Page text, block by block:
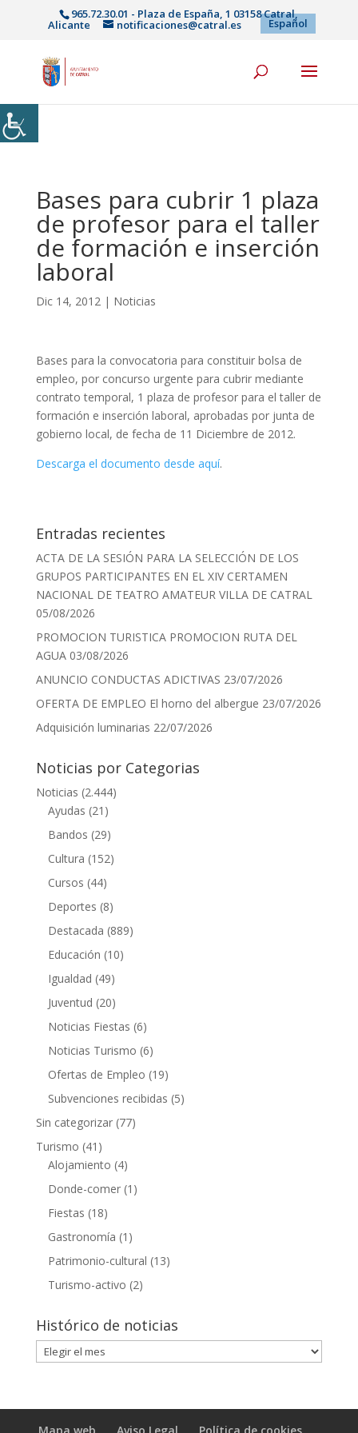
965.72.30.01 - Plaza de España, 1 03158 Catral,
Alicante notificaciones@catral.es Español
Bases para cubrir 1 plaza
de profesor para el taller
de formación e inserción
laboral
Dic 14, 2012| Noticias
Bases para la convocatoria para constituir bolsa de
empleo, por concurso urgente para cubrir mediante
contrato temporal, 1 plaza de profesor para el taller de
formación e inserción laboral, aprobadas por junta de
gobierno local, de fecha de 11 Diciembre de 2012.
Descarga el documento desde aquí.
Entradas recientes
ACTA DE LA SESIÓN PARA LA SELECCIÓN DE LOS
GRUPOS PARTICIPANTES EN EL XIV CERTAMEN
NACIONAL DE TEATRO AMATEUR VILLA DE CATRAL
05/08/2026
PROMOCION TURISTICA PROMOCION RUTA DEL
AGUA 03/08/2026
ANUNCIO CONDUCTAS ADICTIVAS 23/07/2026
OFERTA DE EMPLEO El horno del albergue 23/07/2026
Adquisición luminarias 22/07/2026
Noticias por Categorias
Noticias (2.444)
Ayudas (21)
Bandos (29)
Cultura (152)
Cursos (44)
Deportes (8)
Destacada (889)
Educación (10)
Igualdad (49)
Juventud (20)
Noticias Fiestas (6)
Noticias Turismo (6)
Ofertas de Empleo (19)
Subvenciones recibidas (5)
Sin categorizar(77)
Turismo (41)
Alojamiento (4)
Donde-comer(1)
Fiestas (18)
Gastronomía (1)
Patrimonio-cultural (13)
Turismo-activo (2)
Histórico de noticias
Histórico
de